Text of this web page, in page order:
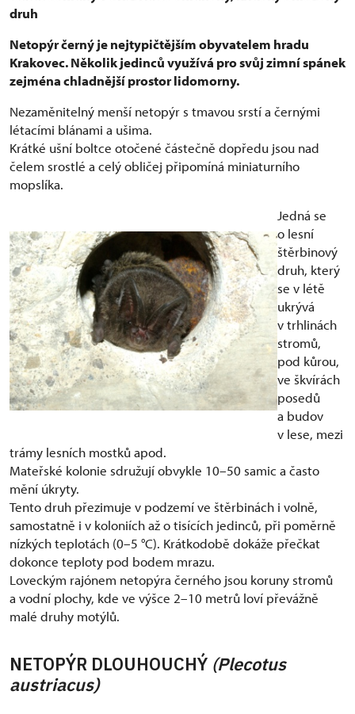
druh
Netopýr černý je nejtypičtějším obyvatelem hradu
Krakovec. Několik jedinců využívá pro svůj zimní spánek
zejména chladnější prostor lidomorny.
Nezaměnitelný menší netopýr s tmavou srstí a černými
létacími blánami a ušima.
Krátké ušní boltce otočené částečně dopředu jsou nad
čelem srostlé a celý obličej připomíná miniaturního
mopslíka.
Jedná se
o lesní
štěrbinový
druh, který
se v létě
ukrývá
v trhlinách
stromů,
pod kůrou,
ve škvírách
posedů
a budov
v lese, mezi
trámy lesních mostků apod.
Mateřské kolonie sdružují obvykle 10–50 samic a často
mění úkryty.
Tento druh přezimuje v podzemí ve štěrbinách i volně,
samostatně i v koloniích až o tisících jedinců, při poměrně
nízkých teplotách (0–5 °C). Krátkodobě dokáže přečkat
dokonce teploty pod bodem mrazu.
Loveckým rajónem netopýra černého jsou koruny stromů
a vodní plochy, kde ve výšce 2–10 metrů loví převážně
malé druhy motýlů.
NETOPÝR DLOUHOUCHÝ (Plecotus
austriacus)